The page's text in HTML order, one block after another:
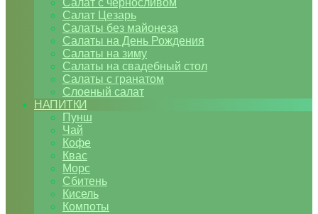
Салат с черносливом
Салат Цезарь
Салаты без майонеза
Салаты на День Рождения
Салаты на зиму
Салаты на свадебный стол
Салаты с гранатом
Слоеный салат
НАПИТКИ
Пунш
Чай
Кофе
Квас
Морс
Сбитень
Кисель
Компоты